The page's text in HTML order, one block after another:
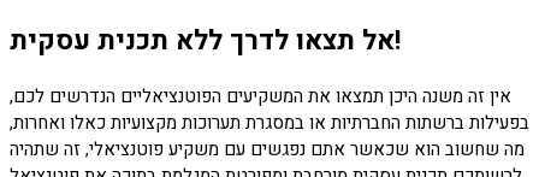
אל תצאו לדרך ללא תכנית עסקית!
אין זה משנה היכן תמצאו את המשקיעים הפוטנציאליים הנדרשים לכם,
בפעילות ברשתות החברתיות או במסגרת תערוכות מקצועיות כאלו ואחרות,
מה שחשוב הוא שכאשר אתם נפגשים עם משקיע פוטנציאלי, זה שתהיה